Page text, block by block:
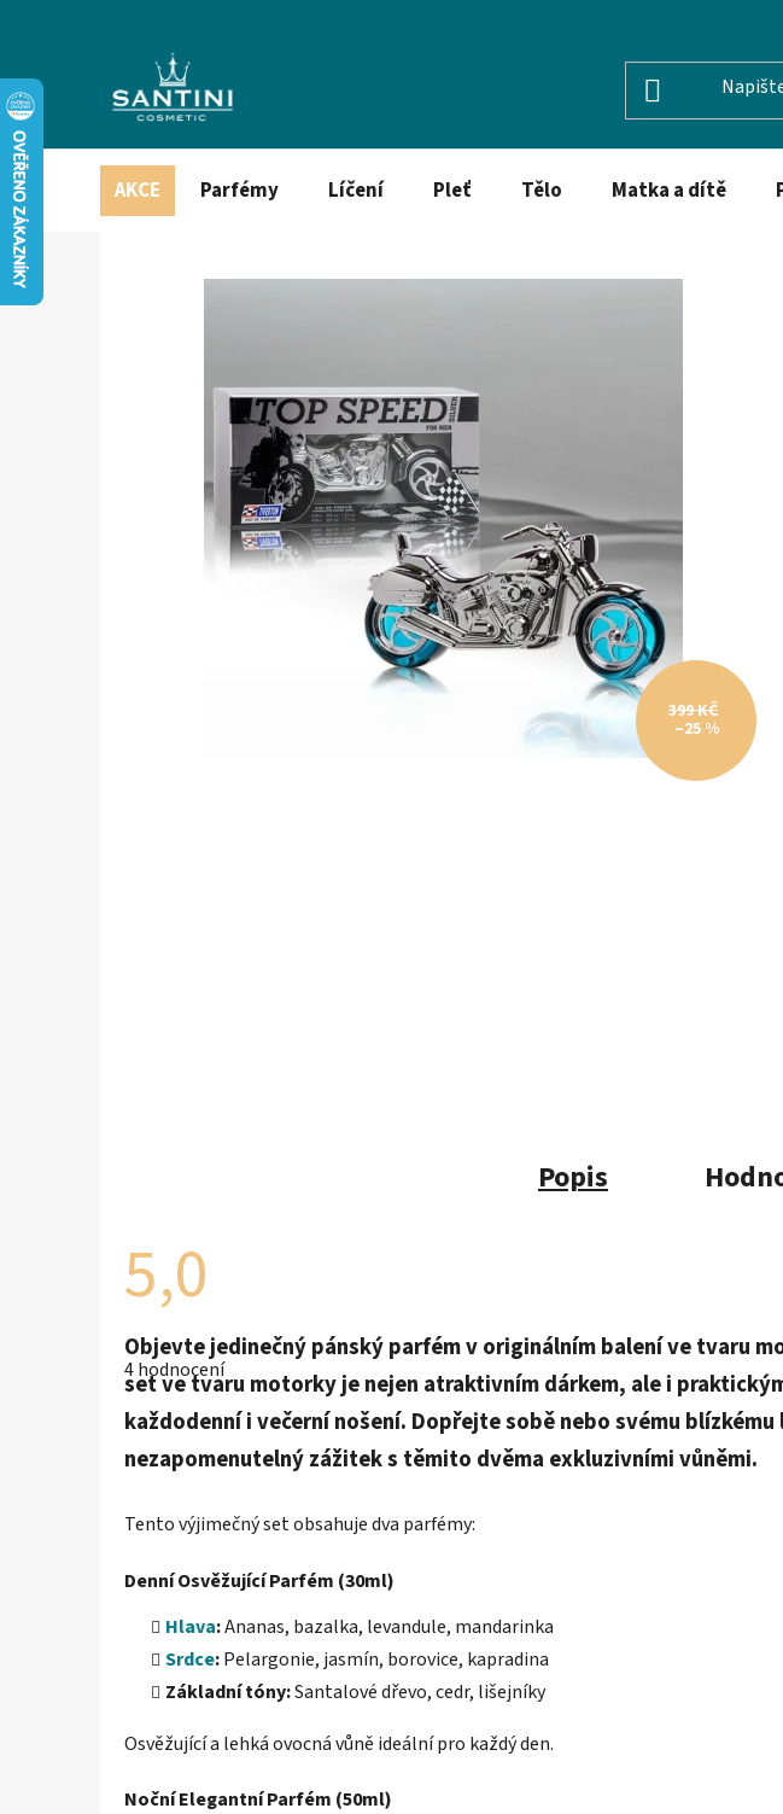
AKCE Parfémy Líčení Pleť Tělo Matka a dítě
399 KČ
–25 %
Popis
5,0
Průměrné
hodnocení
produktu
je
5,0
z
5
hvězdiček.
4 hodnocení
Objevte jedinečný pánský parfém v originálním balení ve tvaru
set ve tvaru motorky je nejen atraktivním dárkem, ale i
každodenní i večerní nošení. Dopřejte sobě nebo svému blízkému
nezapomenutelný zážitek s těmito dvěma exkluzivními vůněmi.
Tento výjimečný set obsahuje dva parfémy:
Denní Osvěžující Parfém (30ml)
Hlava:Ananas, bazalka, levandule, mandarinka
Srdce:Pelargonie, jasmín, borovice, kapradina
Základní tóny:Santalové dřevo, cedr, lišejníky
Osvěžující a lehká ovocná vůně ideální pro každý den.
Noční Elegantní Parfém (50ml)